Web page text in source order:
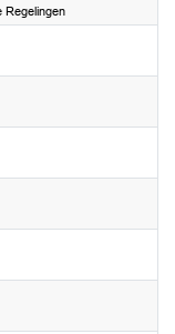
Regelingen